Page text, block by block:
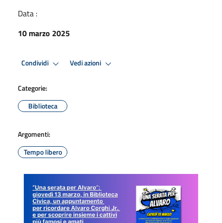
Data :
10 marzo 2025
Condividi Vedi azioni
Categorie:
Biblioteca
Argomenti:
Tempo libero